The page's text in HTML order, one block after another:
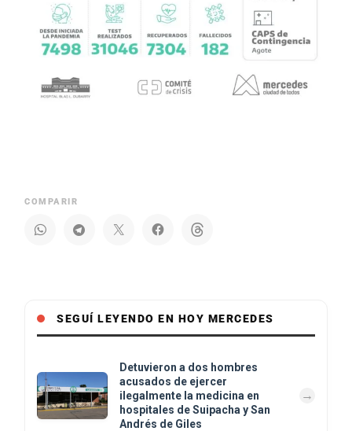
COMPARIR
SEGUÍ LEYENDO EN HOY MERCEDES
Detuvieron a dos hombres
acusados de ejercer
ilegalmente la medicina en
hospitales de Suipacha y San
Andrés de Giles